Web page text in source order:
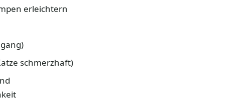
erleichtern
schmerzhaft)